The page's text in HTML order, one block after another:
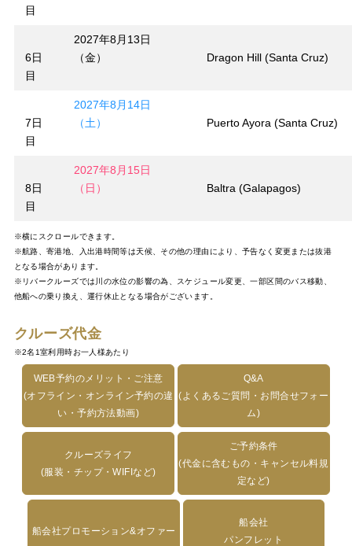
目
6日
目
2027年8月13日
（金）
Dragon Hill (Santa Cruz)
7日
目
2027年8月14日
（土）
Puerto Ayora (Santa Cruz)
8日
目
2027年8月15日
（日）
Baltra (Galapagos)
※横にスクロールできます。
※航路、寄港地、入出港時間等は天候、その他の理由により、予告なく変更または抜港
となる場合があります。
※リバークルーズでは川の水位の影響の為、スケジュール変更、一部区間のバス移動、
他船への乗り換え、運行休止となる場合がございます。
クルーズ代金
※2名1室利用時お一人様あたり
WEB予約のメリット・ご注意
(オフライン・オンライン予約の違
い・予約方法動画)
Q&A
(よくあるご質問・お問合せフォー
ム)
クルーズライフ
(服装・チップ・WIFIなど)
ご予約条件
(代金に含むもの・キャンセル料規
定など)
船会社プロモーション&オファー
船会社
パンフレット